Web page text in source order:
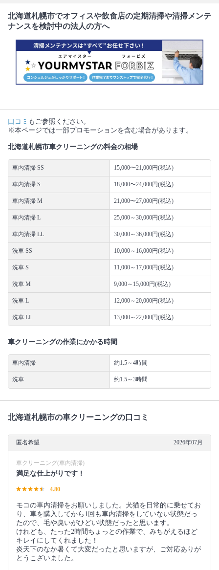
北海道札幌市でオフィスや飲食店の定期清掃や清掃メンテ
ナンスを検討中の法人の方へ
口コミ もご参照ください。
※本ページでは一部プロモーションを含む場合があります。
北海道札幌市車クリーニングの料金の相場
車内清掃 SS 15,000〜21,000円(税込)
車内清掃 S 18,000〜24,000円(税込)
車内清掃 M 21,000〜27,000円(税込)
車内清掃 L 25,000～30,000円(税込)
車内清掃 LL 30,000～36,000円(税込)
洗車 SS 10,000～16,000円(税込)
洗車 S 11,000～17,000円(税込)
洗車 M 9,000～15,000円(税込)
洗車 L 12,000～20,000円(税込)
洗車 LL 13,000～22,000円(税込)
車クリーニングの作業にかかる時間
車内清掃 約1.5～4時間
洗車 約1.5～3時間
北海道札幌市の車クリーニングの口コミ
匿名希望 2026年07月
車クリーニング(車内清掃)
満足な仕上がりです！
4.80
モコの車内清掃をお願いしました。犬猫を日常的に乗せてお
り、車を購入してから1回も車内清掃をしていない状態だっ
たので、毛や臭いがひどい状態だったと思います。
けれども、たった2時間ちょっとの作業で、みちがえるほど
キレイにしてくれました！
炎天下のなか暑くて大変だったと思いますが、ご対応ありが
とうこざいました。